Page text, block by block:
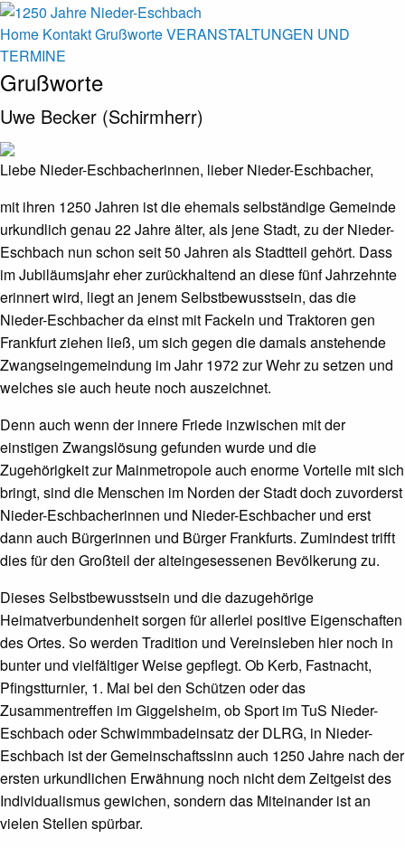
Home KontaktGrußworteVERANSTALTUNGEN UND
TERMINE
Grußworte
Uwe Becker (Schirmherr)
Liebe Nieder-Eschbacherinnen, lieber Nieder-Eschbacher,
mit ihren 1250 Jahren ist die ehemals selbständige Gemeinde
urkundlich genau 22 Jahre älter, als jene Stadt, zu der Nieder-
Eschbach nun schon seit 50 Jahren als Stadtteil gehört. Dass
im Jubiläumsjahr eher zurückhaltend an diese fünf Jahrzehnte
erinnert wird, liegt an jenem Selbstbewusstsein, das die
Nieder-Eschbacher da einst mit Fackeln und Traktoren gen
Frankfurt ziehen ließ, um sich gegen die damals anstehende
Zwangseingemeindung im Jahr 1972 zur Wehr zu setzen und
welches sie auch heute noch auszeichnet.
Denn auch wenn der innere Friede inzwischen mit der
einstigen Zwangslösung gefunden wurde und die
Zugehörigkeit zur Mainmetropole auch enorme Vorteile mit sich
bringt, sind die Menschen im Norden der Stadt doch zuvorderst
Nieder-Eschbacherinnen und Nieder-Eschbacher und erst
dann auch Bürgerinnen und Bürger Frankfurts. Zumindest trifft
dies für den Großteil der alteingesessenen Bevölkerung zu.
Dieses Selbstbewusstsein und die dazugehörige
Heimatverbundenheit sorgen für allerlei positive Eigenschaften
des Ortes. So werden Tradition und Vereinsleben hier noch in
bunter und vielfältiger Weise gepflegt. Ob Kerb, Fastnacht,
Pfingstturnier, 1. Mai bei den Schützen oder das
Zusammentreffen im Giggelsheim, ob Sport im TuS Nieder-
Eschbach oder Schwimmbadeinsatz der DLRG, in Nieder-
Eschbach ist der Gemeinschaftssinn auch 1250 Jahre nach der
ersten urkundlichen Erwähnung noch nicht dem Zeitgeist des
Individualismus gewichen, sondern das Miteinander ist an
vielen Stellen spürbar.